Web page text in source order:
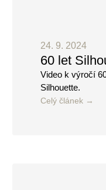
24. 9. 2024
60 let
Video k výročí
Silhouette.
Celý článek